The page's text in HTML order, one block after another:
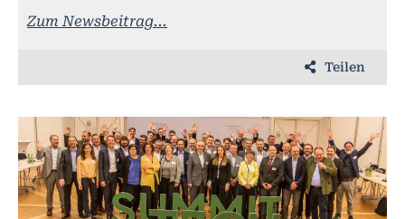
Zum Newsbeitrag...
Teilen